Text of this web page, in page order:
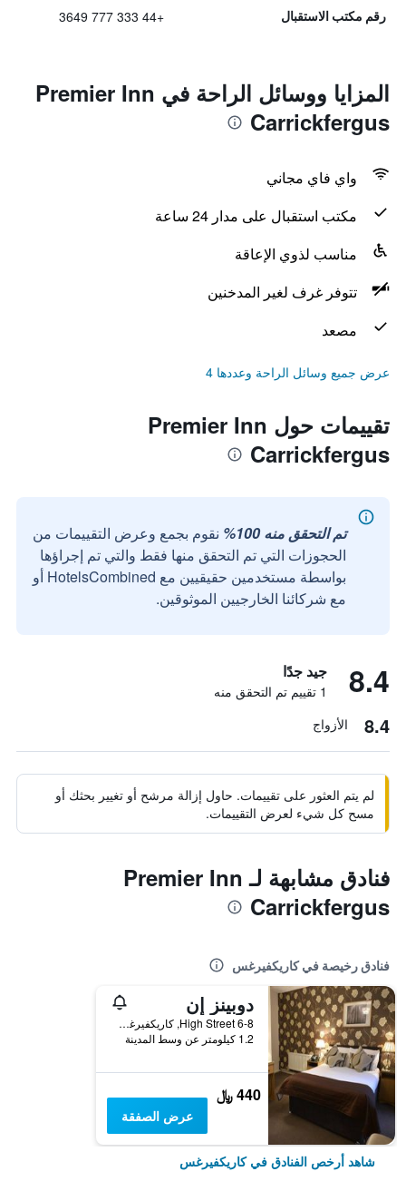
رقم مكتب الاستقبال +44 333 777 3649
المزايا ووسائل الراحة في Premier Inn
Carrickfergus
واي فاي مجاني
مكتب استقبال على مدار 24 ساعة
مناسب لذوي الإعاقة
تتوفر غرف لغير المدخنين
مصعد
عرض جميع وسائل الراحة وعددها 4
تقييمات حول Premier Inn
Carrickfergus
تم التحقق منه 100%
نقوم بجمع وعرض التقييمات من
الحجوزات التي تم التحقق منها فقط والتي تم إجراؤها
بواسطة مستخدمين حقيقيين مع HotelsCombined أو
مع شركائنا الخارجيين الموثوقين.
8.4 جيد جدًا
1 تقييم تم التحقق منه
8.4 الأزواج
لم يتم العثور على تقييمات. حاول إزالة مرشح أو تغيير بحثك أو
مسح كل شيء لعرض التقييمات.
فنادق مشابهة لـ Premier Inn
Carrickfergus
فنادق رخيصة في كاريكفيرغس
دوبينز إن
6-8 High Street, كاريكفيرغس, المملكة المتحدة
1.2 كيلومتر عن وسط المدينة
440 ﷼
عرض الصفقة
شاهد أرخص الفنادق في كاريكفيرغس